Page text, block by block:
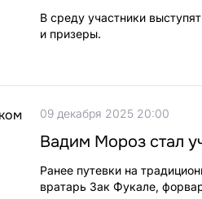
В среду участники
и призеры.
09 декабря 2025 20:00
Вадим Мороз стал
Ранее путевки на
вратарь Зак Фукале,